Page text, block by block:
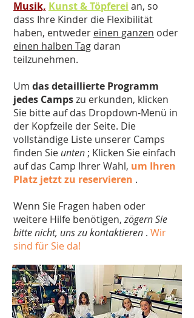
Musik, Kunst & Töpferei an, so
dass Ihre Kinder die Flexibilität
haben, entweder einen ganzen oder
einen halben Tag daran
teilzunehmen.
Um das detaillierte Programm
jedes Campszu erkunden, klicken
Sie bitte auf das Dropdown-Menü in
der Kopfzeile der Seite. Die
vollständige Liste unserer Camps
finden Sie unten ; Klicken Sie einfach
auf das Camp Ihrer Wahl, um Ihren
Platz jetzt zu reservieren .
Wenn Sie Fragen haben oder
weitere Hilfe benötigen,zögern Sie
bitte nicht, uns zu kontaktieren . Wir
sind für Sie da!